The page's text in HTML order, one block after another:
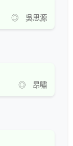
◎ 吳思源
◎ 昂嘯